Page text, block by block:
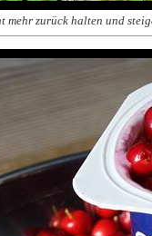
zurück halten und